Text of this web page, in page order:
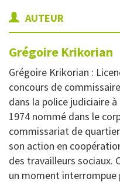
AUTEUR
Grégoire Krikorian
Grégoire Krikorian :
concours de
dans la police judiciaire
1974 nommé dans le
commissariat de
son action en
des travailleurs sociaux.
un moment interrompue